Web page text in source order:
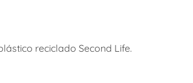
reciclado Second Life.